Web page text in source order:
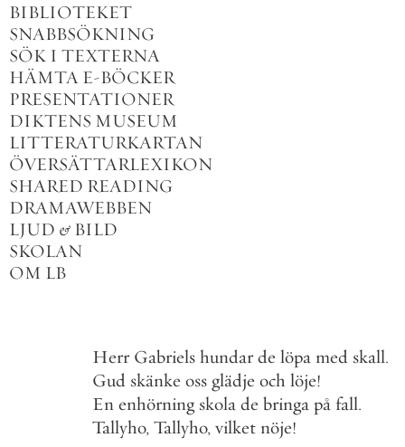
BIBLIOTEKET
SNABBSÖKNING
SÖK I TEXTERNA
HÄMTA E-BÖCKER
PRESENTATIONER
DIKTENS MUSEUM
LITTERATURKARTAN
ÖVERSÄTTARLEXIKON
SHARED READING
DRAMAWEBBEN
LJUD & BILD
SKOLAN
OM LB
Herr Gabriels hundar de löpa med skall.
Gud skänke oss glädje och löje!
En enhörning skola de bringa på fall.
Tallyho, Tallyho, vilket nöje!